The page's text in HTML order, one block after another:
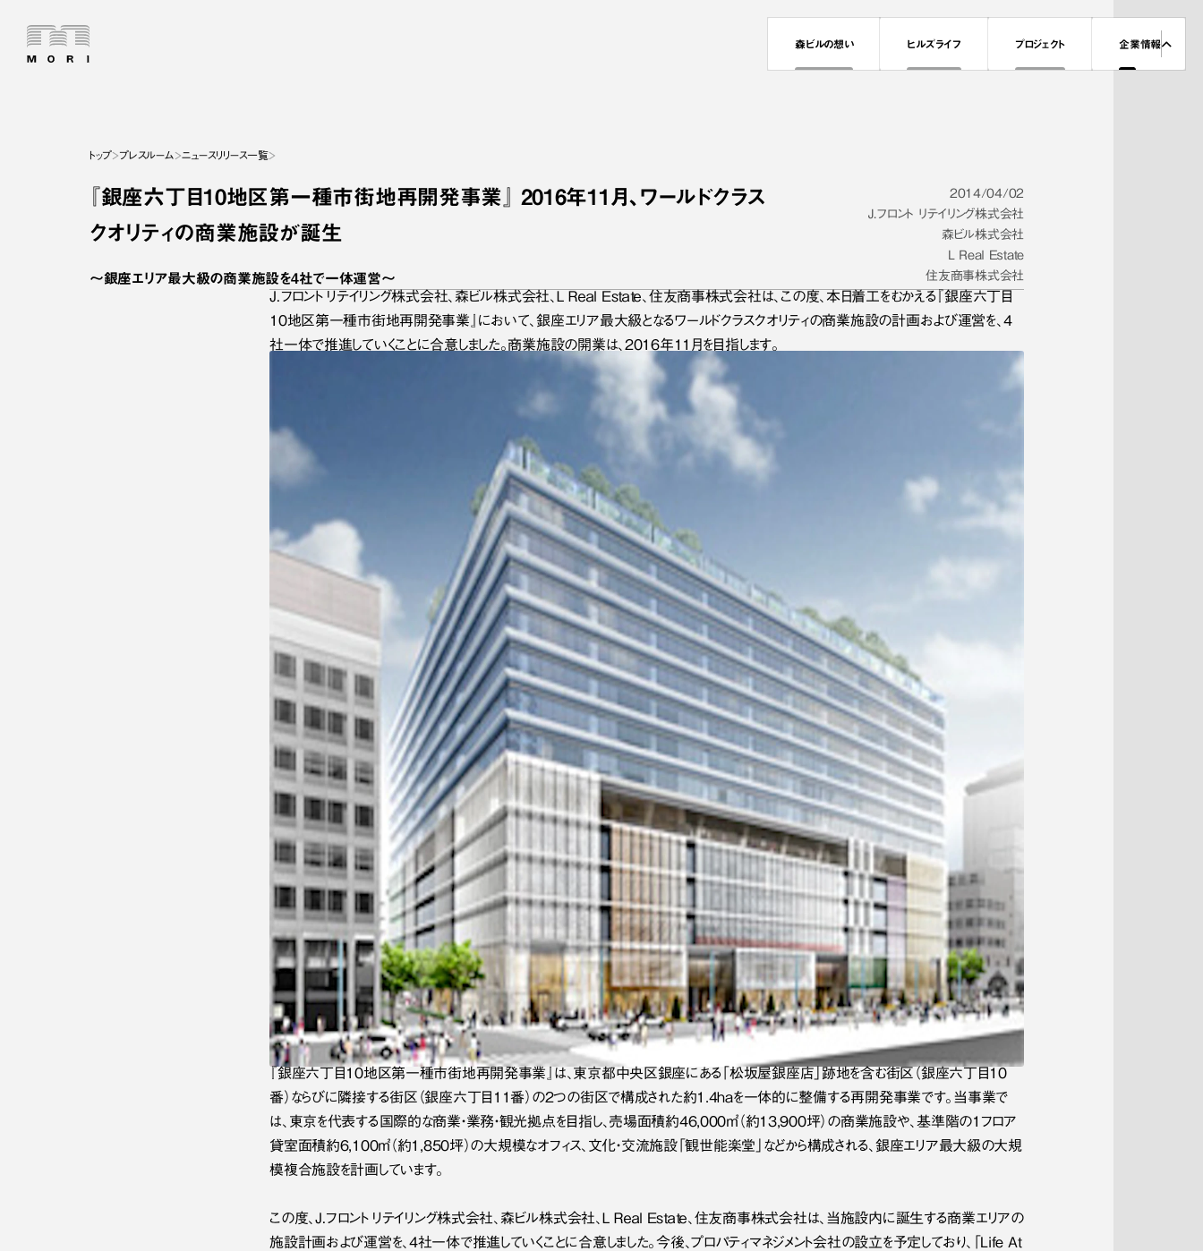
森ビルの想い ヒルズライフ プロジェクト 企業情報
トップ プレスルーム ニュースリリース一覧
『銀座六丁目10地区第一種市街地再開発事業』 2016年11月、ワールドクラス
クオリティの商業施設が誕生
～銀座エリア最大級の商業施設を4社で一体運営～
2014/04/02
Ｊ．フロント リテイリング株式会社
森ビル株式会社
Ｌ Ｒｅａｌ Eｓｔａｔｅ
住友商事株式会社
Ｊ．フロント リテイリング株式会社、森ビル株式会社、Ｌ Ｒｅａｌ Eｓｔａｔｅ、住友商事株式会社は、この度、本日着工をむかえる『銀座六丁目
10地区第一種市街地再開発事業』において、銀座エリア最大級となるワールドクラスクオリティの商業施設の計画および運営を、4
社一体で推進していくことに合意しました。商業施設の開業は、2016年11月を目指します。
『銀座六丁目10地区第一種市街地再開発事業』は、東京都中央区銀座にある「松坂屋銀座店」跡地を含む街区（銀座六丁目10
番）ならびに隣接する街区（銀座六丁目11番）の2つの街区で構成された約1.4haを一体的に整備する再開発事業です。当事業で
は、東京を代表する国際的な商業・業務・観光拠点を目指し、売場面積約46,000㎡（約13,900坪）の商業施設や、基準階の1フロア
貸室面積約6,100㎡（約1,850坪）の大規模なオフィス、文化・交流施設「観世能楽堂」などから構成される、銀座エリア最大級の大規
模複合施設を計画しています。
この度、Ｊ．フロント リテイリング株式会社、森ビル株式会社、Ｌ Ｒｅａｌ Eｓｔａｔｅ、住友商事株式会社は、当施設内に誕生する商業エリアの
施設計画および運営を、4社一体で推進していくことに合意しました。今後、プロパティマネジメント会社の設立を予定しており、「Life At